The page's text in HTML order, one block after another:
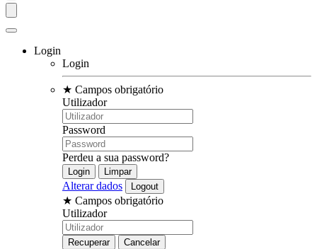
Login
Login
★ Campos obrigatório
Utilizador
Password
Perdeu a sua password?
Alterar dados
★ Campos obrigatório
Utilizador